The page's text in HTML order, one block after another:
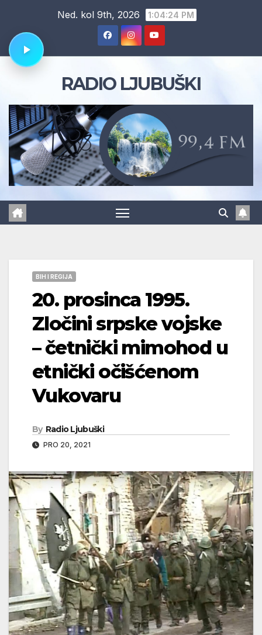
content
Ned. kol 9th, 2026 1:04:25 PM
RADIO LJUBUŠKI
BIH I REGIJA
20. prosinca 1995.
Zločini srpske vojske
– četnički mimohod u
etnički očišćenom
Vukovaru
By Radio Ljubuški
PRO 20, 2021